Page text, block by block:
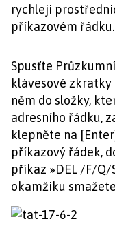
rychleji
příkazovém řádku.
Spusťte
klávesové zkratky
něm do složky,
adresního řádku,
klepněte na
příkazový řádek,
příkaz »DEL /F/Q/
okamžiku